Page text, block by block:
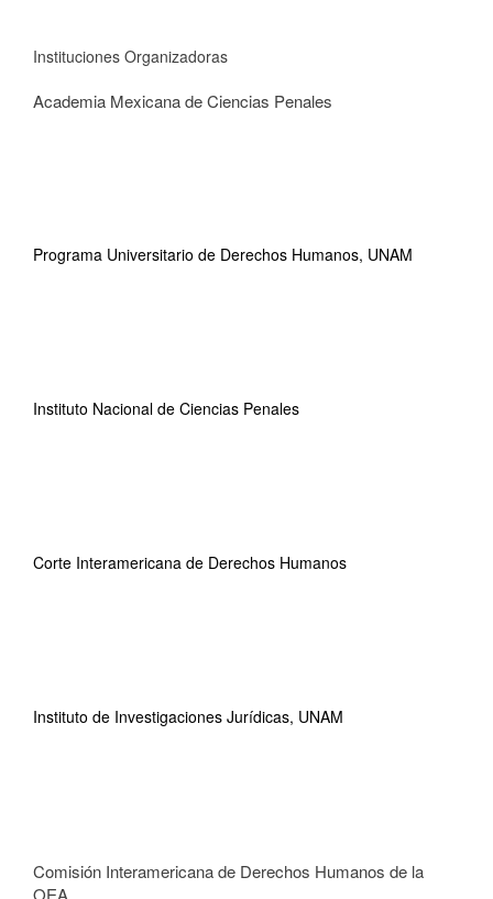
Instituciones Organizadoras
Academia Mexicana de Ciencias Penales
Programa Universitario de Derechos Humanos, UNAM
Instituto Nacional de Ciencias Penales
Corte Interamericana de Derechos Humanos
Instituto de Investigaciones Jurídicas, UNAM
Comisión Interamericana de Derechos Humanos de la
OEA